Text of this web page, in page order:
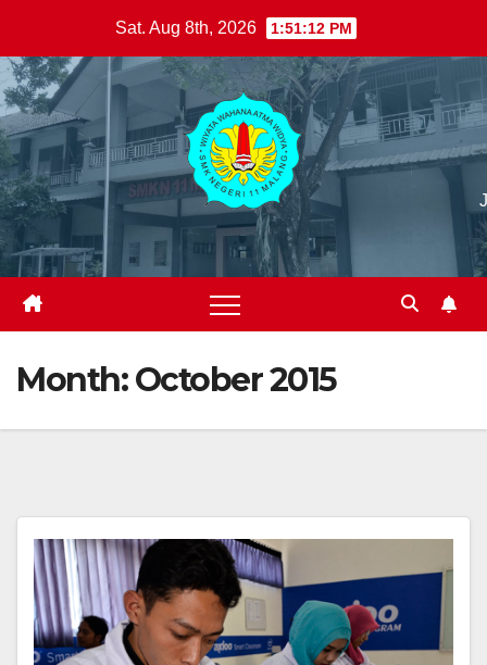
content
Sat. Aug 8th, 2026 1:51:13 PM
Month:October 2015